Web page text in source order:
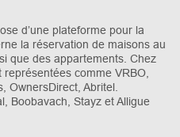
d’une plateforme pour la
la réservation de maisons au
que des appartements. Chez
comme VRBO,
OwnersDirect, Abritel.
Boobavach, Stayz et Alligue